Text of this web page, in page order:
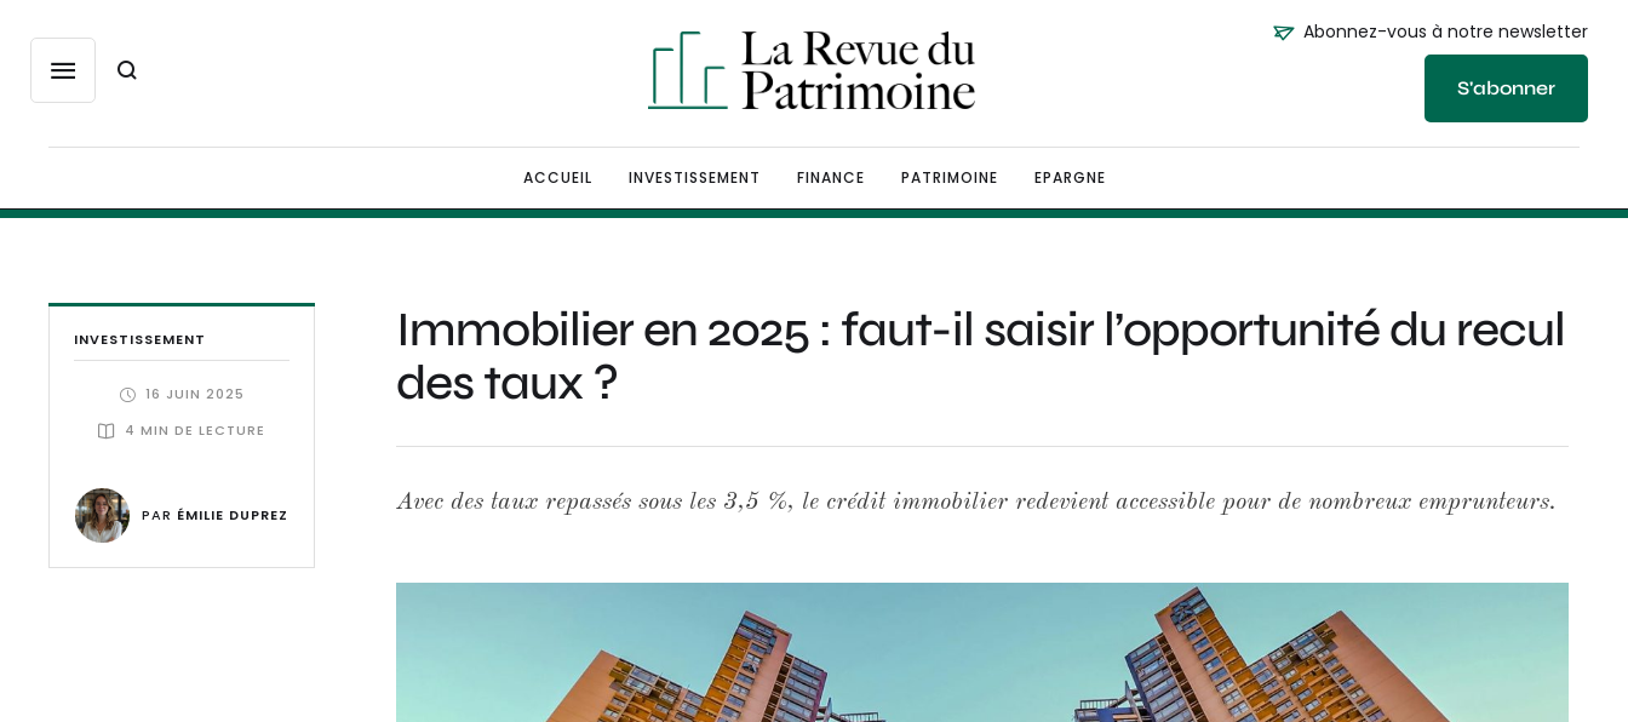
Abonnez-vous à notre newsletter
S'abonner
ACCUEIL INVESTISSEMENT FINANCE PATRIMOINE EPARGNE
INVESTISSEMENT
16 JUIN 2025
4 MIN DE LECTURE
PAR ÉMILIE DUPREZ
Immobilier en 2025 : faut-il saisir l’opportunité du recul
des taux ?
Avec des taux repassés sous les 3,5 %, le crédit immobilier redevient accessible pour de nombreux emprunteurs.